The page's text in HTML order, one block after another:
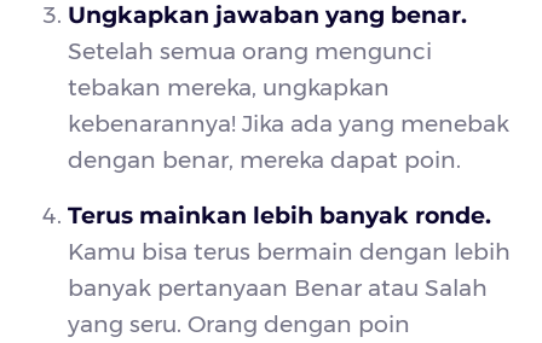
Ungkapkan jawaban yang benar.
Setelah semua orang mengunci
tebakan mereka, ungkapkan
kebenarannya! Jika ada yang menebak
dengan benar, mereka dapat poin.
Terus mainkan lebih banyak ronde.
Kamu bisa terus bermain dengan lebih
banyak pertanyaan Benar atau Salah
yang seru. Orang dengan poin